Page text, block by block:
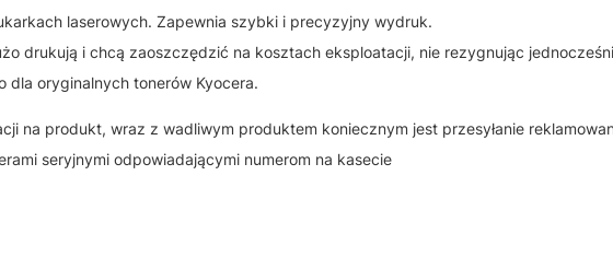
laserowych. Zapewnia szybki i precyzyjny wydruk.
drukują i chcą zaoszczędzić na kosztach eksploatacji, nie rezygnując
oryginalnych tonerów Kyocera.
na produkt, wraz z wadliwym produktem koniecznym jest przesyłanie
seryjnymi odpowiadającymi numerom na kasecie